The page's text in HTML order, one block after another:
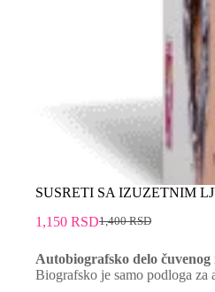
SUSRETI SA IZUZETNIM
1,400RSD
1,150 RSD
Autobiografsko delo
Biografsko je samo podloga